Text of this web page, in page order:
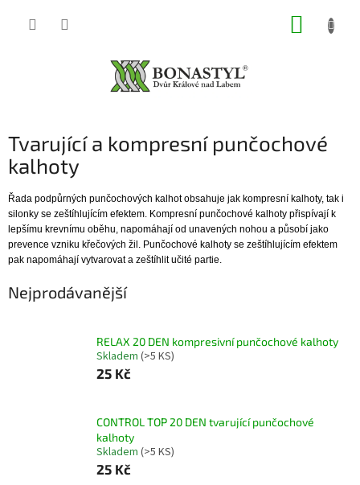
Tvarující a kompresní punčochové
kalhoty
Řada podpůrných punčochových kalhot obsahuje jak kompresní kalhoty, tak i
silonky se zeštíhlujícím efektem. Kompresní punčochové kalhoty přispívají k
lepšímu krevnímu oběhu, napomáhají od unavených nohou a působí jako
prevence vzniku křečových žil. Punčochové kalhoty se zeštíhlujícím efektem
pak napomáhají vytvarovat a zeštíhlit učité partie.
Nejprodávanější
RELAX 20 DEN kompresivní punčochové kalhoty
Skladem (>5 KS)
25 Kč
CONTROL TOP 20 DEN tvarující punčochové
kalhoty
Skladem (>5 KS)
25 Kč